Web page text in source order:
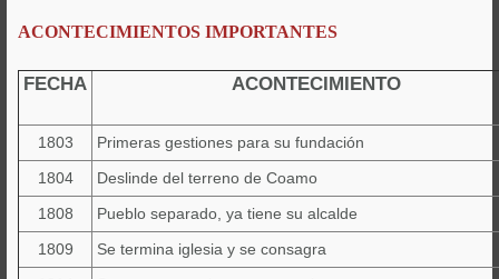
ACONTECIMIENTOS IMPORTANTES
FECHA ACONTECIMIENTO
1803
Primeras gestiones para su fundación
1804
Deslinde del terreno de Coamo
1808
Pueblo separado, ya tiene su alcalde
1809
Se termina iglesia y se consagra